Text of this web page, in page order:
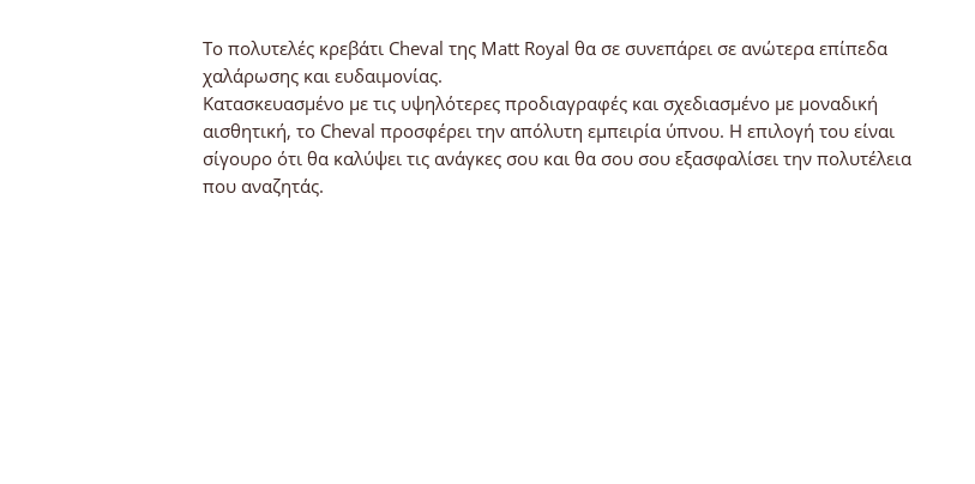
Το πολυτελές κρεβάτι Cheval της Matt Royal θα σε συνεπάρει σε ανώτερα επίπεδα
χαλάρωσης και ευδαιμονίας.
Κατασκευασμένο με τις υψηλότερες προδιαγραφές και σχεδιασμένο με μοναδική
αισθητική, το Cheval προσφέρει την απόλυτη εμπειρία ύπνου. Η επιλογή του είναι
σίγουρο ότι θα καλύψει τις ανάγκες σου και θα σου σου εξασφαλίσει την πολυτέλεια
που αναζητάς.